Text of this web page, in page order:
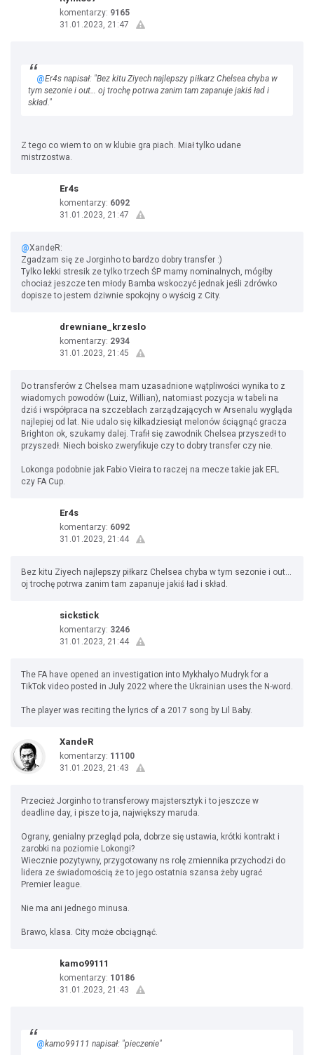
komentarzy: 9165
31.01.2023, 21:47
@Er4s napisał: "Bez kitu Ziyech najlepszy piłkarz Chelsea chyba w
tym sezonie i out… oj trochę potrwa zanim tam zapanuje jakiś ład i
skład."
Z tego co wiem to on w klubie gra piach. Miał tylko udane
mistrzostwa.
Er4s
komentarzy: 6092
31.01.2023, 21:47
@XandeR:
Zgadzam się ze Jorginho to bardzo dobry transfer :)
Tylko lekki stresik ze tylko trzech ŚP mamy nominalnych, mógłby
chociaż jeszcze ten młody Bamba wskoczyć jednak jeśli zdrówko
dopisze to jestem dziwnie spokojny o wyścig z City.
drewniane_krzeslo
komentarzy: 2934
31.01.2023, 21:45
Do transferów z Chelsea mam uzasadnione wątpliwości wynika to z
wiadomych powodów (Luiz, Willian), natomiast pozycja w tabeli na
dziś i współpraca na szczeblach zarządzających w Arsenalu wygląda
najlepiej od lat. Nie udalo się kilkadziesiąt melonów ściągnąć gracza
Brighton ok, szukamy dalej. Trafił się zawodnik Chelsea przyszedł to
przyszedł. Niech boisko zweryfikuje czy to dobry transfer czy nie.
Lokonga podobnie jak Fabio Vieira to raczej na mecze takie jak EFL
czy FA Cup.
Er4s
komentarzy: 6092
31.01.2023, 21:44
Bez kitu Ziyech najlepszy piłkarz Chelsea chyba w tym sezonie i out…
oj trochę potrwa zanim tam zapanuje jakiś ład i skład.
sickstick
komentarzy: 3246
31.01.2023, 21:44
The FA have opened an investigation into Mykhalyo Mudryk for a
TikTok video posted in July 2022 where the Ukrainian uses the N-word.
The player was reciting the lyrics of a 2017 song by Lil Baby.
XandeR
komentarzy: 11100
31.01.2023, 21:43
Przecież Jorginho to transferowy majstersztyk i to jeszcze w
deadline day, i pisze to ja, największy maruda.
Ograny, genialny przegląd pola, dobrze się ustawia, krótki kontrakt i
zarobki na poziomie Lokongi?
Wiecznie pozytywny, przygotowany ns rolę zmiennika przychodzi do
lidera ze świadomością że to jego ostatnia szansa żeby ugrać
Premier league.
Nie ma ani jednego minusa.
Brawo, klasa. City może obciągnąć.
kamo99111
komentarzy: 10186
31.01.2023, 21:43
@kamo99111 napisał: "pieczenie"